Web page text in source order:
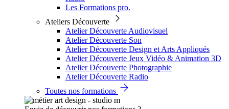
Les Formations pro.
Ateliers Découverte
Atelier Découverte Audiovisuel
Atelier Découverte Son
Atelier Découverte Design et Arts Appliqués
Atelier Découverte Jeux Vidéo & Animation 3D
Atelier Découverte Photographie
Atelier Découverte Radio
Toutes nos formations